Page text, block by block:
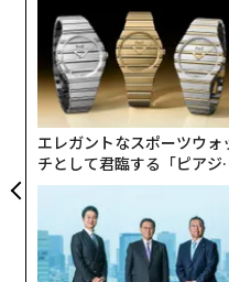
エレガントなスポーツウォ
チとして君臨する「ピアジ
ェ」ポロの魅力